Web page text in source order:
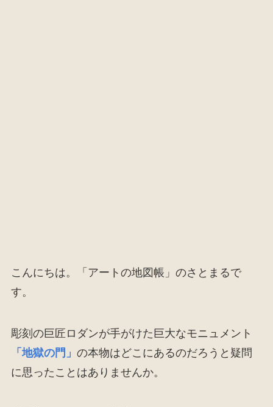
こんにちは。「アートの地図帳」のさとまるで
す。
彫刻の巨匠ロダンが手がけた巨大なモニュメント
「地獄の門」 の本物はどこにあるのだろうと疑問
に思ったことはありませんか。